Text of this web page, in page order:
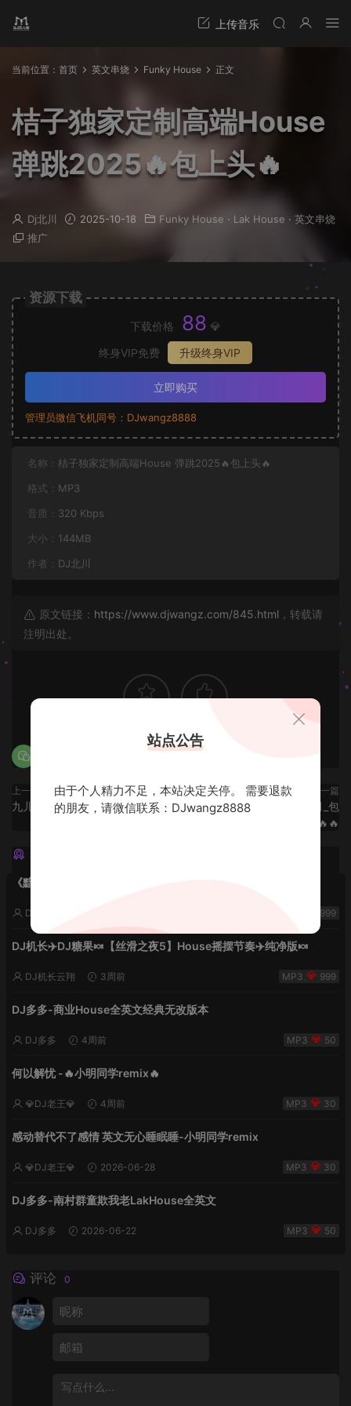
当前位置： 首页 英文串烧 Funky House 正文
桔子独家定制高端House
弹跳2025🔥包上头🔥
Dj北川 2025-10-18 Funky House · Lak House · 英文串烧
推广
资源下载
下载价格 88 💎
终身VIP免费
升级终身VIP
立即购买
管理员微信飞机同号：DJwangz8888
名称： 桔子独家定制高端House 弹跳2025🔥包上头🔥
格式： MP3
音质： 320 Kbps
大小： 144MB
作者： DJ北川
原文链接： https://www.djwangz.com/845.html ，转载请
注明出处。
上一篇
九儿独家定制_2025🔥包上头🔥
下一篇
十二美女独家定制2025_10月_包
上头🔥🔥🔥
猜你喜欢
《黯然销魂夜5》VHDJ机长✈️DJ糖果🍬
DJ机长云翔 999
DJ机长✈️DJ糖果🍬【丝滑之夜5】House摇摆节奏✈️纯净版🍬
DJ机长云翔 3周前 999
DJ多多-商业House全英文经典无改版本
DJ多多 4周前 50
何以解忧 -🔥小明同学remix🔥
💎DJ老王💎 4周前 30
感动替代不了感情 英文无心睡眠睡-小明同学remix
💎DJ老王💎 2026-06-28 30
DJ多多-南村群童欺我老LakHouse全英文
DJ多多 2026-06-22 50
评论 0
站点公告
由于个人精力不足，本站决定关停。 需要退款
的朋友，请微信联系：DJwangz8888